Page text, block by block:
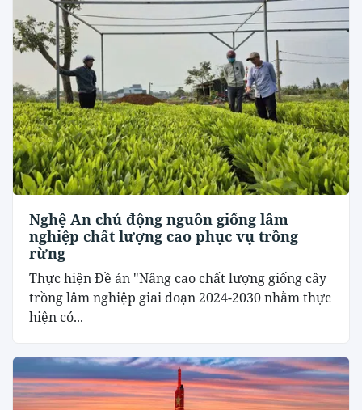
Nghệ An chủ động nguồn giống lâm
nghiệp chất lượng cao phục vụ trồng
rừng
Thực hiện Đề án "Nâng cao chất lượng giống cây
trồng lâm nghiệp giai đoạn 2024-2030 nhằm thực
hiện có...